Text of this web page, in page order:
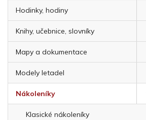
Hodinky, hodiny
Knihy, učebnice, slovníky
Mapy a dokumentace
Modely letadel
Nákoleníky
Klasické nákoleníky